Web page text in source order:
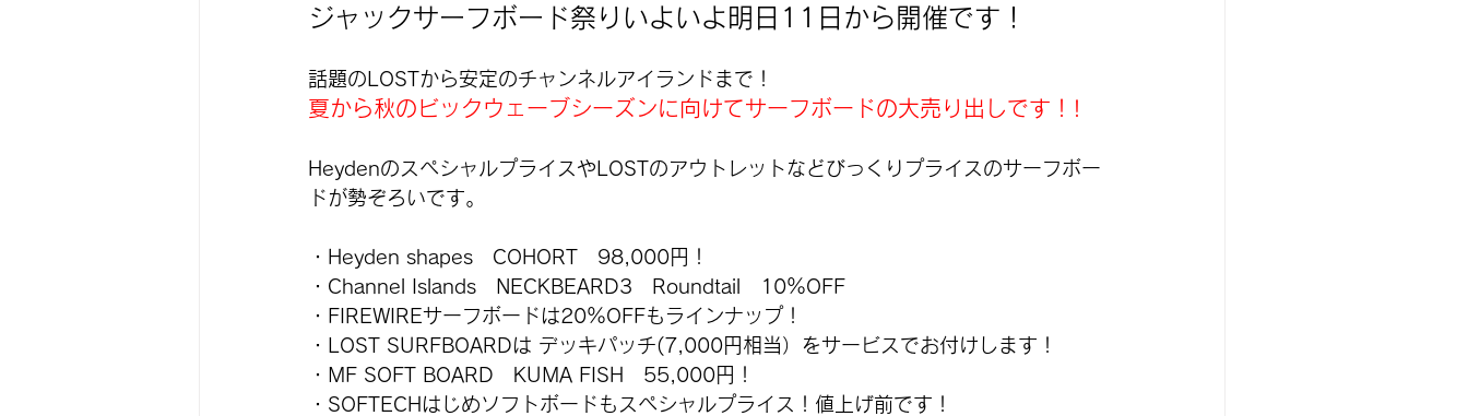
ジャックサーフボード祭りいよいよ明日11日から開催です！
話題のLOSTから安定のチャンネルアイランドまで！
夏から秋のビックウェーブシーズンに向けてサーフボードの大売り出しです！!
HeydenのスペシャルプライスやLOSTのアウトレットなどびっくりプライスのサーフボー
ドが勢ぞろいです。
・Heyden shapes　COHORT　98,000円！
・Channel Islands　NECKBEARD3　Roundtail　10％OFF
・FIREWIREサーフボードは20％OFFもラインナップ！
・LOST SURFBOARDは デッキパッチ(7,000円相当）をサービスでお付けします！
・MF SOFT BOARD　KUMA FISH　55,000円！
・SOFTECHはじめソフトボードもスペシャルプライス！値上げ前です！